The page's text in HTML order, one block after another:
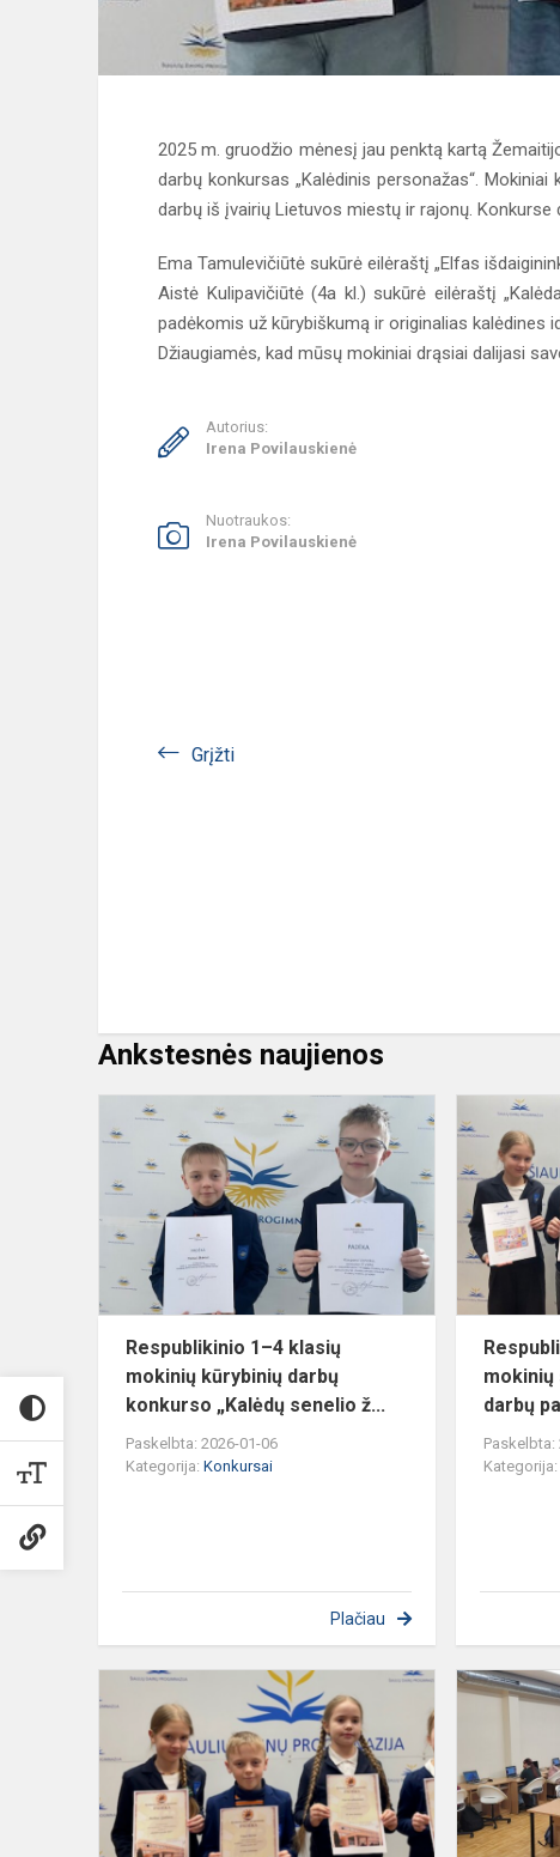
2025 m. gruodžio mėnesį jau penktą kartą
darbų konkursas „Kalėdinis personažas“.
darbų iš įvairių Lietuvos miestų ir rajonų.
Ema Tamulevičiūtė sukūrė eilėraštį „Elfas
Aistė Kulipavičiūtė (4a kl.) sukūrė eilėraštį
padėkomis už kūrybiškumą ir originalias kalėdines
Džiaugiamės, kad mūsų mokiniai drąsiai dalijasi
Autorius:
Irena Povilauskienė
Nuotraukos:
Irena Povilauskienė
Grįžti
Ankstesnės naujienos
Respublikinio
1–
klasių
mokinių
kūrybinių
konkurso
Respublikinio 1–4 klasių
mokinių kūrybinių darbų
konkurso „Kalėdų senelio ž...
Paskelbta: 2026-01-06
Kategorija: Konkursai
Plačiau
mokinių
darbų
Paskelbta:
Nacionalinio
1–
4
klasių
mokinių
piešinių